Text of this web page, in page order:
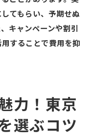
てもらい、予期せぬ
キャンペーンや割引
することで費用を抑
力！東京
選ぶコツ